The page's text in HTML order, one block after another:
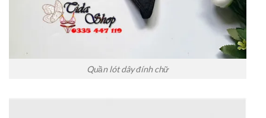
Quần lót dây đính chữ